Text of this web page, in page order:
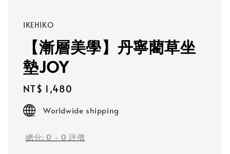
IKEHIKO
【漸層美學】丹寧藺草坐
墊JOY
Regular
price
NT$ 1,480
Worldwide shipping
總分: 0 - 0 評價